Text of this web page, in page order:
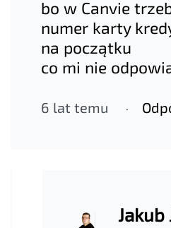
bo w Canvie
numer karty
na początku
co mi nie
6 lat temu